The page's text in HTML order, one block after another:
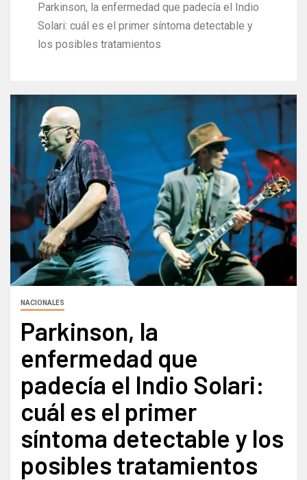
Parkinson, la enfermedad que padecía el Indio
Solari: cuál es el primer síntoma detectable y
los posibles tratamientos
NACIONALES
Parkinson, la
enfermedad que
padecía el Indio Solari:
cuál es el primer
síntoma detectable y los
posibles tratamientos